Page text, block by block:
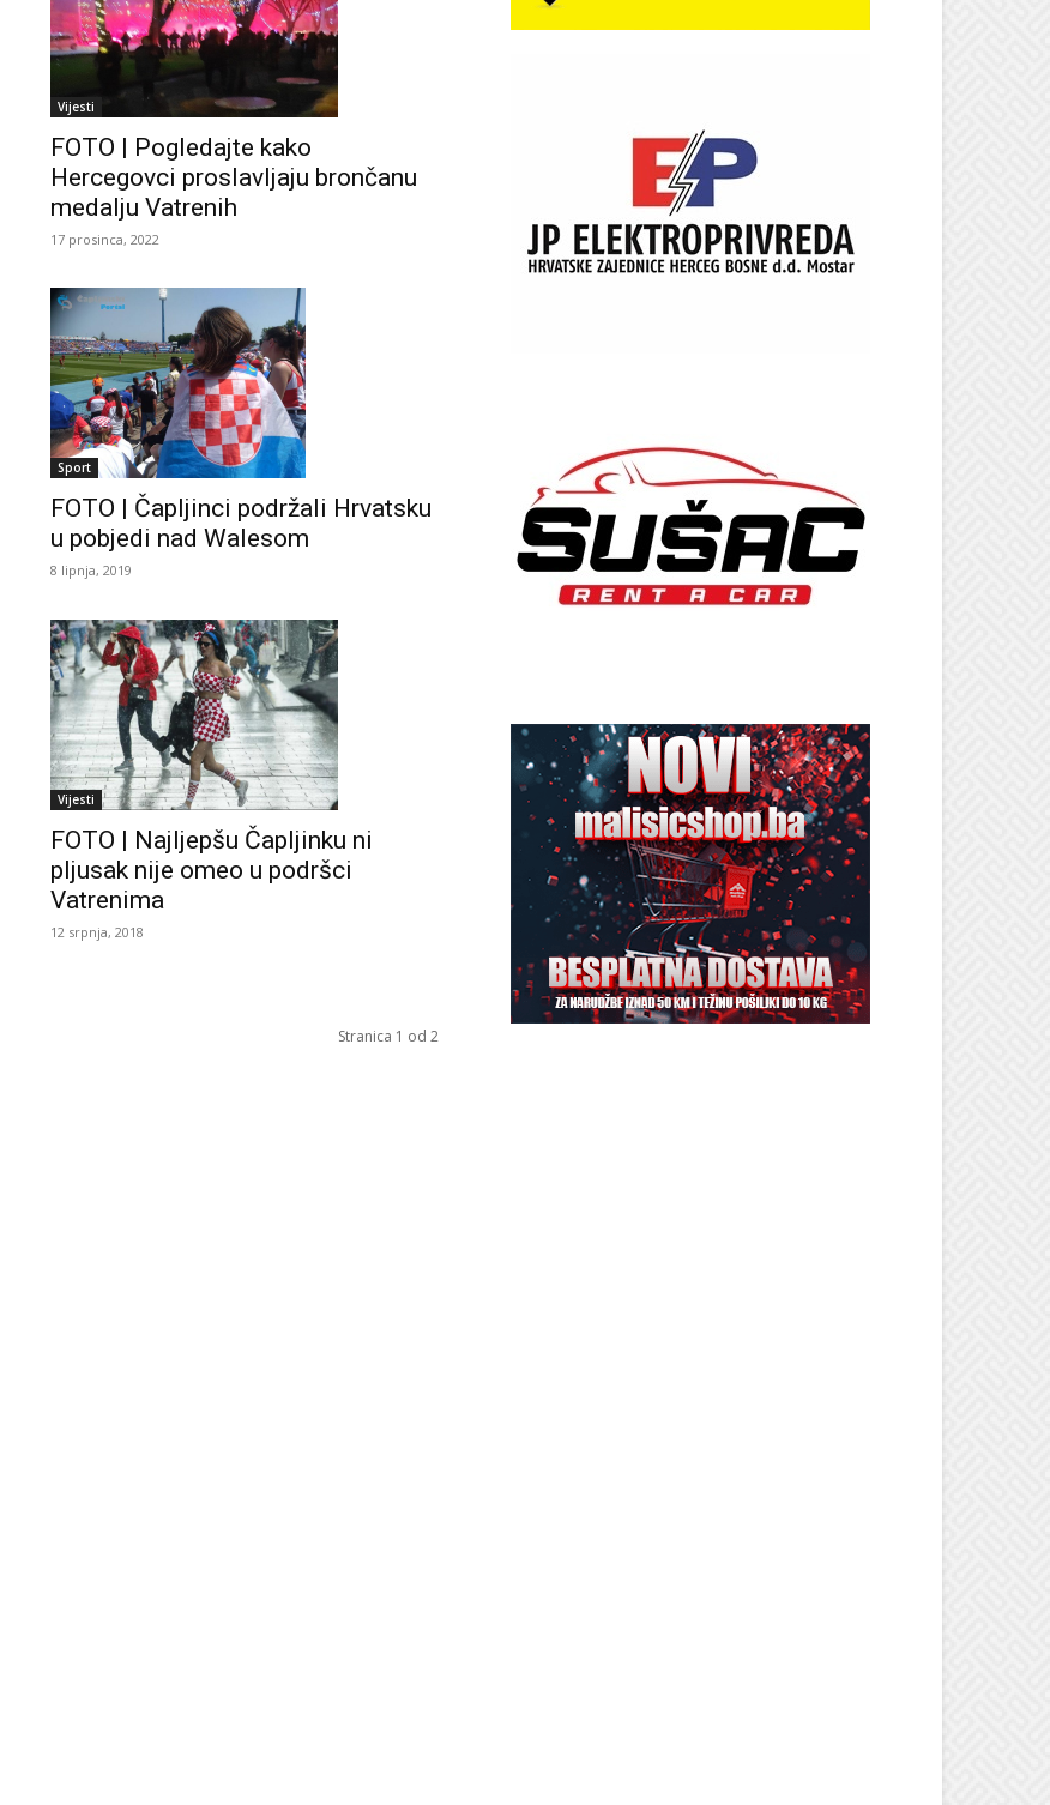
Vijesti
FOTO | Pogledajte kako
Hercegovci proslavljaju brončanu
medalju Vatrenih
17 prosinca, 2022
Sport
FOTO | Čapljinci podržali Hrvatsku
u pobjedi nad Walesom
8 lipnja, 2019
Vijesti
FOTO | Najljepšu Čapljinku ni
pljusak nije omeo u podršci
Vatrenima
12 srpnja, 2018
Stranica 1 od 2